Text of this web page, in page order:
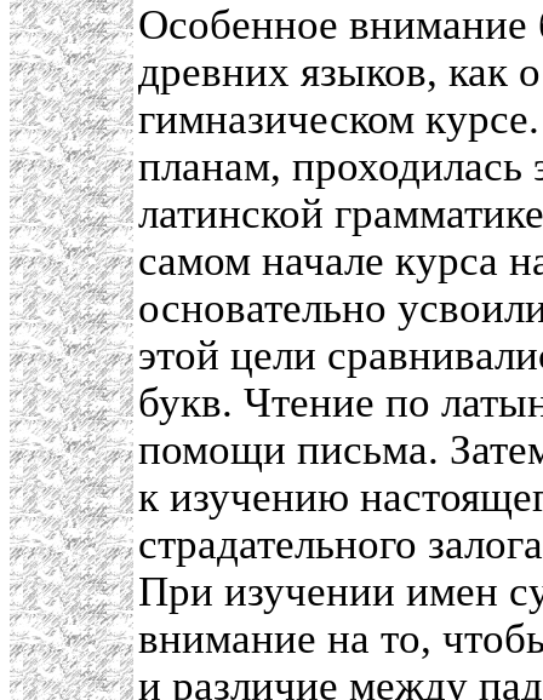
Особенное
древних языков, как
гимназическом
планам,
латинской
самом начале курса
основательно
этой цели
букв. Чтение по
помощи письма.
к изучению
страдательного
При изучении имен
внимание на то,
и различие между